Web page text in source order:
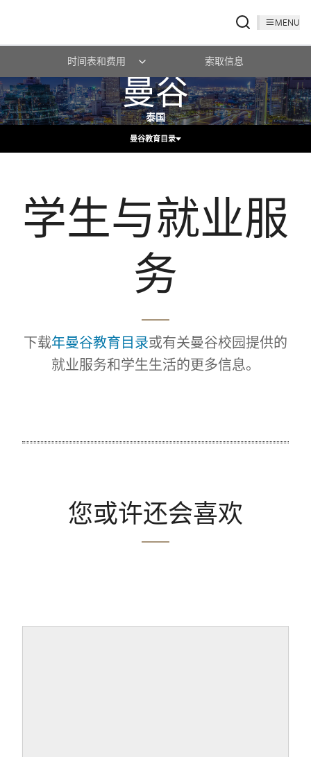
MENU
时间表和费用 索取信息
曼谷
泰国
曼谷教育目录
学生与就业服
务
下载年曼谷教育目录或有关曼谷校园提供的
就业服务和学生生活的更多信息。
您或许还会喜欢